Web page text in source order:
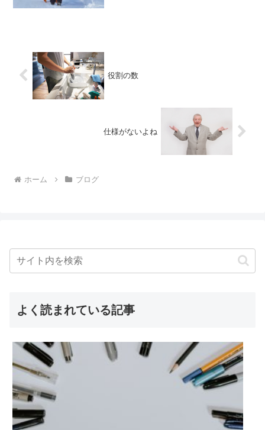
役割の数
仕様がないよね
ホーム ブログ
よく読まれている記事